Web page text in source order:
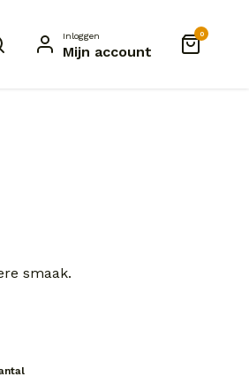
Inloggen
Mijn account
0
smaak.